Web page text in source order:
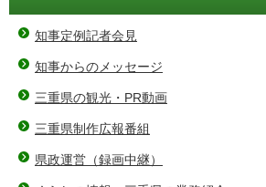
知事定例記者会見
知事からのメッセージ
三重県の観光・PR動画
三重県制作広報番組
県政運営（録画中継）